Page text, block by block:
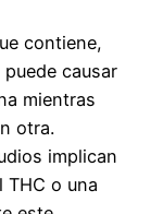
contiene,
causar
mientras
otra.
implican
THC o una